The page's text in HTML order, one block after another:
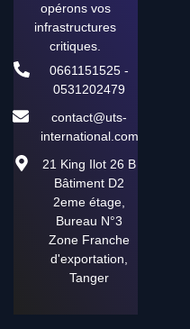
opérons vos
infrastructures
critiques.
0661151525 -
0531202479
contact@uts-
international.com
21 King Ilot 26 B
Bâtiment D2
2eme étage,
Bureau N°3
Zone Franche
d'exportation,
Tanger